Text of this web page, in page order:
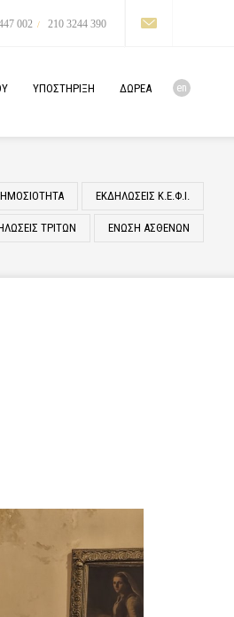
002 210 3244 390
en
ΥΠΟΣΤΗΡΙΞΗ ΔΩΡΕΑ
ΕΚΔΗΛΩΣΕΙΣ Κ.Ε.Φ.Ι.
ΤΡΙΤΩΝ ΕΝΩΣΗ ΑΣΘΕΝΩΝ